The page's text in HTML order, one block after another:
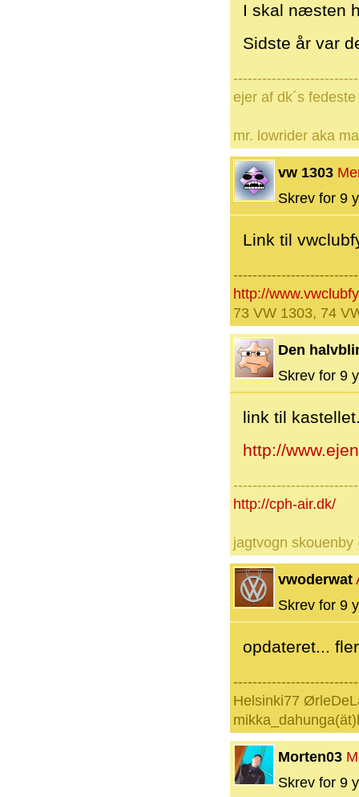
I skal næsten
Sidste år var
ejer af dk´s
mr. lowrider aka
vw 1303
Skrev for 9
Link til
http://
73 VW 1303, 74
Den
Skrev for 9
link til
http://
http://cph-air.dk/
jagtvogn skouenby
vwoderwat
Skrev for 9
opdateret...
Helsinki77
Morten03
Skrev for 9